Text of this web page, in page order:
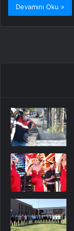
Devamını Oku »